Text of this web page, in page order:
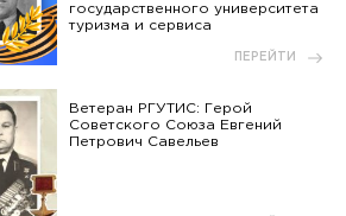
государственного университета
туризма и сервиса
ПЕРЕЙТИ
Ветеран РГУТИС: Герой
Советского Союза Евгений
Петрович Савельев